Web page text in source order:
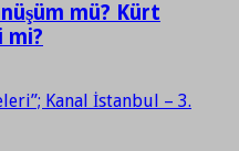
mü? Kürt
mi?